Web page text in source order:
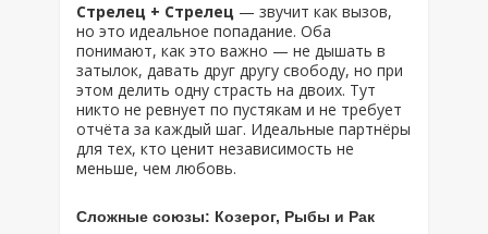
Стрелец + Стрелец — звучит как вызов,
но это идеальное попадание. Оба
понимают, как это важно — не дышать в
затылок, давать друг другу свободу, но при
этом делить одну страсть на двоих. Тут
никто не ревнует по пустякам и не требует
отчёта за каждый шаг. Идеальные партнёры
для тех, кто ценит независимость не
меньше, чем любовь.
Сложные союзы: Козерог, Рыбы и Рак